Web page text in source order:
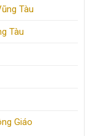
Tàu
Tàu
Giáo